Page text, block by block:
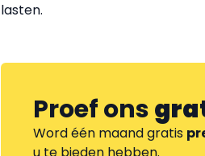
lasten.
Proef ons
Word één maand gratis